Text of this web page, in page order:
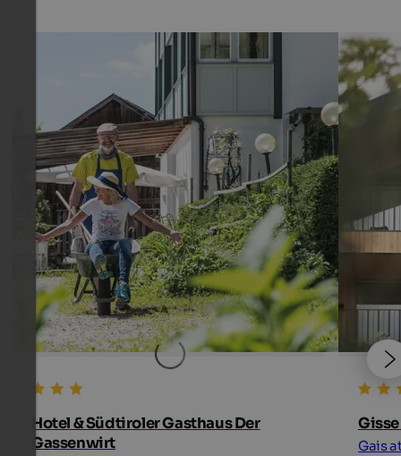
Hotel & Südtiroler Gasthaus Der
Gassenwirt
Gais